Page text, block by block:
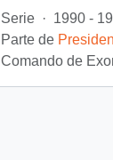
Serie · 1990 -
Parte de
Comando de